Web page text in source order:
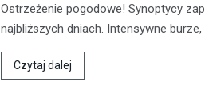
Ostrzeżenie pogodowe! Synoptycy
najbliższych dniach. Intensywne
Czytaj dalej